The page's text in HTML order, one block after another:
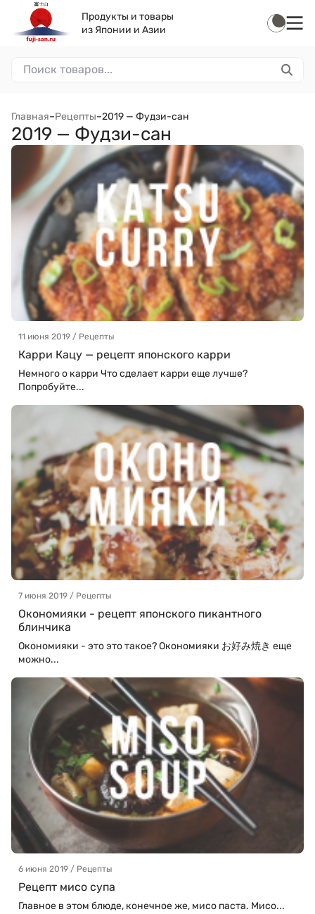
Продукты и товары
из Японии и Азии
Главная–Рецепты–2019 — Фудзи-сан
2019 — Фудзи-сан
11 июня 2019 / Рецепты
Карри Кацу — рецепт японского карри
Немного о карри Что сделает карри еще лучше?
Попробуйте...
7 июня 2019 / Рецепты
Окономияки - рецепт японского пикантного
блинчика
Окономияки - это это такое? Окономияки お好み焼き еще
можно...
6 июня 2019 / Рецепты
Рецепт мисо супа
Главное в этом блюде, конечное же, мисо паста. Мисо...